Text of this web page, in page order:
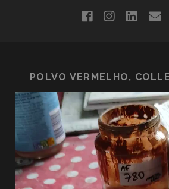
facebookinstagram
POLVO VERMELHO,
Lecteur
vidéo